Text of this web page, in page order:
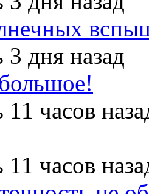
3 дня назад
11 часов
11 часов